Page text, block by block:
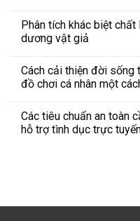
Phân tích khác biệt
dương vật giả
Cách cải thiện đời sống
đồ chơi cá nhân một
Các tiêu chuẩn an toàn
hỗ trợ tình dục trực